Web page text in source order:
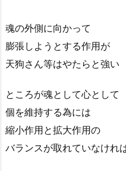
魂の外側に向かって
膨張しようとする作用が
天狗さん等はやたらと強い
ところが魂として心として
個を維持する為には
縮小作用と拡大作用の
バランスが取れていなけれ